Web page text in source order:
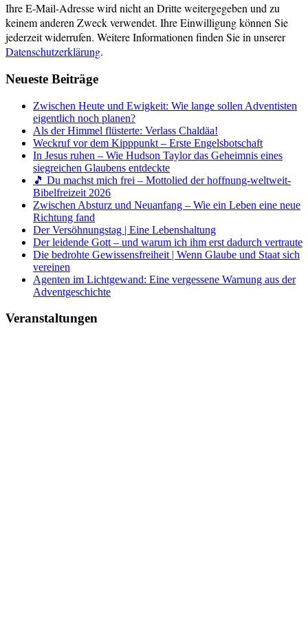
Ihre E-Mail-Adresse wird nicht an Dritte weitergegeben und zu
keinem anderen Zweck verwendet. Ihre Einwilligung können Sie
jederzeit widerrufen. Weitere Informationen finden Sie in unserer
Datenschutzerklärung.
Neueste Beiträge
Zwischen Heute und Ewigkeit: Wie lange sollen Adventisten
eigentlich noch planen?
Als der Himmel flüsterte: Verlass Chaldäa!
Weckruf vor dem Kipppunkt – Erste Engelsbotschaft
In Jesus ruhen – Wie Hudson Taylor das Geheimnis eines
siegreichen Glaubens entdeckte
🎵 Du machst mich frei – Mottolied der hoffnung-weltweit-
Bibelfreizeit 2026
Zwischen Absturz und Neuanfang – Wie ein Leben eine neue
Richtung fand
Der Versöhnungstag | Eine Lebenshaltung
Der leidende Gott – und warum ich ihm erst dadurch vertraute
Die bedrohte Gewissensfreiheit | Wenn Glaube und Staat sich
vereinen
Agenten im Lichtgewand: Eine vergessene Warnung aus der
Adventgeschichte
Veranstaltungen